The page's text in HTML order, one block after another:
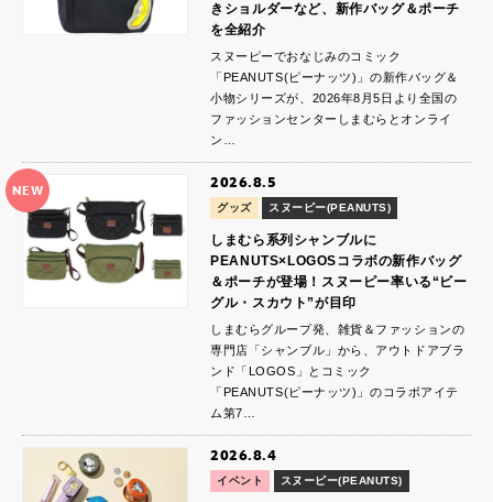
きショルダーなど、新作バッグ＆ポーチ
を全紹介
スヌーピーでおなじみのコミック
「PEANUTS(ピーナッツ)」の新作バッグ＆
小物シリーズが、2026年8月5日より全国の
ファッションセンターしまむらとオンライ
ン…
NEW 2026.8.5
グッズ スヌーピー(PEANUTS)
しまむら系列シャンブルに
PEANUTS×LOGOSコラボの新作バッグ
＆ポーチが登場！スヌーピー率いる“ビー
グル・スカウト”が目印
しまむらグループ発、雑貨＆ファッションの
専門店「シャンブル」から、アウトドアブラ
ンド「LOGOS」とコミック
「PEANUTS(ピーナッツ)」のコラボアイテ
ム第7…
2026.8.4
イベント スヌーピー(PEANUTS)